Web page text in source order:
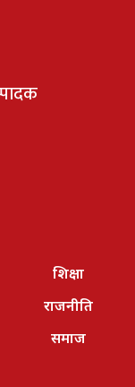
शिक्षा
राजनीति
समाज